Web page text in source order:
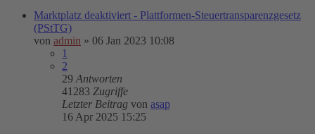
Marktplatz deaktiviert - Plattformen-Steuertransparenzgesetz
(PStTG)
von admin » 06 Jan 2023 10:08
1
2
29 Antworten
41283 Zugriffe
Letzter Beitrag von asap
16 Apr 2025 15:25